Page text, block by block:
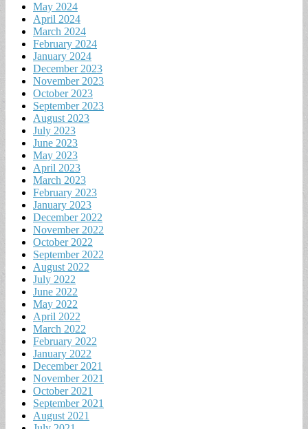
May 2024
April 2024
March 2024
February 2024
January 2024
December 2023
November 2023
October 2023
September 2023
August 2023
July 2023
June 2023
May 2023
April 2023
March 2023
February 2023
January 2023
December 2022
November 2022
October 2022
September 2022
August 2022
July 2022
June 2022
May 2022
April 2022
March 2022
February 2022
January 2022
December 2021
November 2021
October 2021
September 2021
August 2021